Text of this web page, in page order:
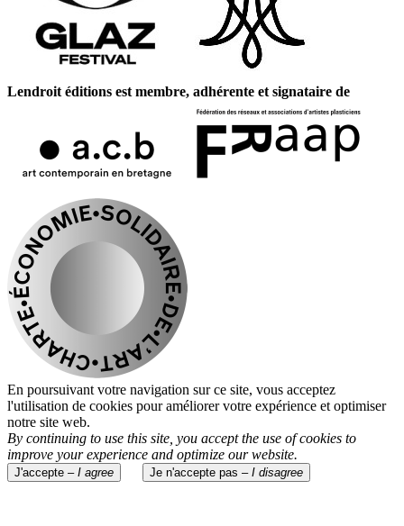
Lendroit éditions est membre, adhérente et signataire de
En poursuivant votre navigation sur ce site, vous acceptez
l'utilisation de cookies pour améliorer votre expérience et optimiser
notre site web.
By continuing to use this site, you accept the use of cookies to
improve your experience and optimize our website.
J'accepte – I agree Je n'accepte pas – I disagree